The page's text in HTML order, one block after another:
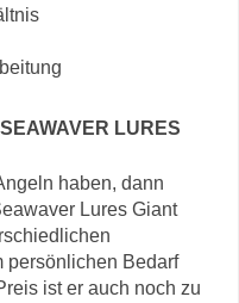
LURES
haben, dann
Lures Giant
persönlichen Bedarf
ist er auch noch zu